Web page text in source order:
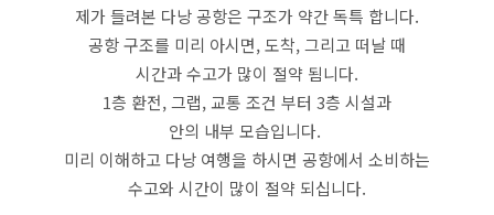
제가 들려본 다낭 공항은 구조가 약간 독특 합니다.
공항 구조를 미리 아시면, 도착, 그리고 떠날 때
시간과 수고가 많이 절약 됨니다.
1층 환전, 그랩, 교통 조건 부터 3층 시설과
안의 내부 모습입니다.
미리 이해하고 다낭 여행을 하시면 공항에서 소비하는
수고와 시간이 많이 절약 되십니다.